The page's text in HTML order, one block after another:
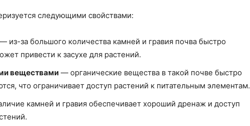
следующими свойствами:
— из-за большого количества камней и гравия почва быстро
привести к засухе для растений.
веществами — органические вещества в такой почве быстро
что ограничивает доступ растений к питательным элементам.
камней и гравия обеспечивает хороший дренаж и доступ